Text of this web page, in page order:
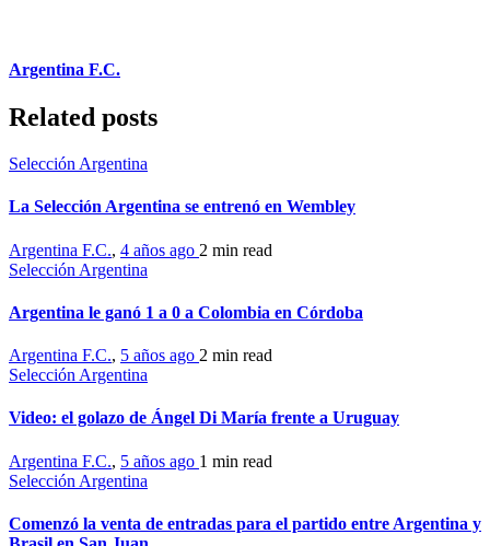
Argentina F.C.
Related posts
Selección Argentina
La Selección Argentina se entrenó en Wembley
Argentina F.C., 4 años ago 2 min read
Selección Argentina
Argentina le ganó 1 a 0 a Colombia en Córdoba
Argentina F.C., 5 años ago 2 min read
Selección Argentina
Video: el golazo de Ángel Di María frente a Uruguay
Argentina F.C., 5 años ago 1 min read
Selección Argentina
Comenzó la venta de entradas para el partido entre Argentina y